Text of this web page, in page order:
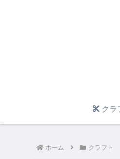
クラ
ホーム クラフト